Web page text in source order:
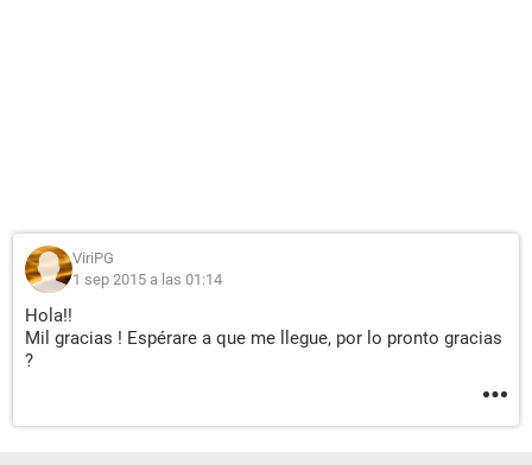
ViriPG
1 sep 2015 a las 01:14
Hola!!
Mil gracias ! Espérare a que me llegue, por lo pronto gracias
?